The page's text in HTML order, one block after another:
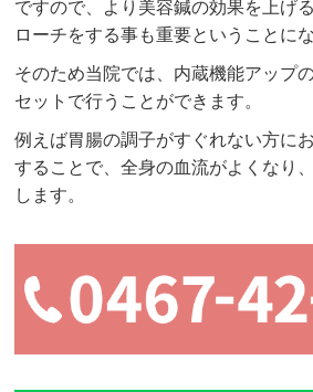
ですので、より美容鍼の効果を上げ
ローチをする事も重要ということにな
そのため当院では、内蔵機能アップ
セットで行うことができます。
例えば胃腸の調子がすぐれない方に
することで、全身の血流がよくなり
します。